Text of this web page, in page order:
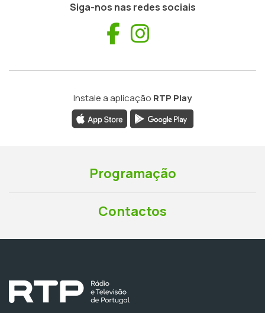
Siga-nos nas redes sociais
Facebook
Instale a aplicação RTP Play
Programação
Contactos